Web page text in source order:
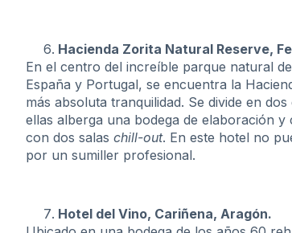
Hacienda Zorita Natural Reserve,
En el centro del increíble parque natural
España y Portugal, se encuentra la
más absoluta tranquilidad. Se divide en dos
ellas alberga una bodega de elaboración
con dos salas chill-out. En este hotel no
por un sumiller profesional.
Hotel del Vino, Cariñena, Aragón.